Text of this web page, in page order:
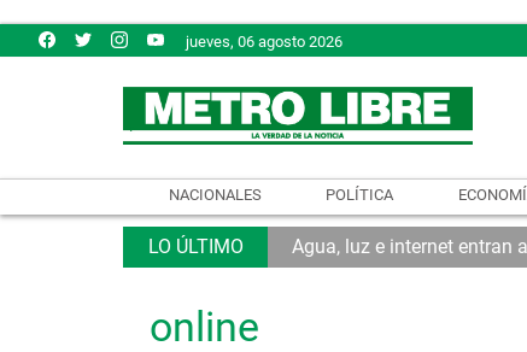
jueves, 06 agosto 2026
NACIONALES POLÍTICA
Agua, luz e internet entran
online